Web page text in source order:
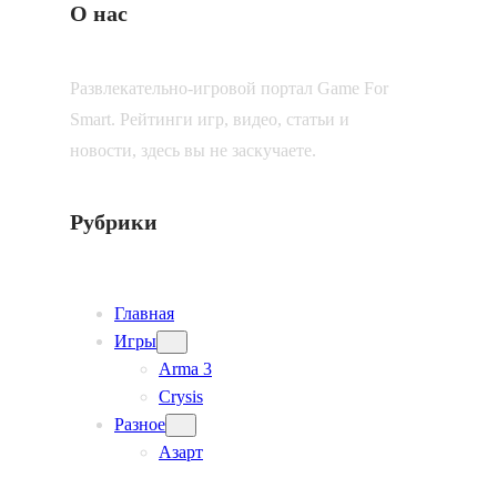
О нас
Развлекательно-игровой портал Game For
Smart. Рейтинги игр, видео, статьи и
новости, здесь вы не заскучаете.
Рубрики
Главная
Игры
Arma 3
Crysis
Разное
Азарт